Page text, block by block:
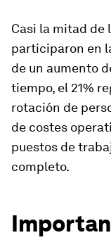
Casi la mitad de
participaron en
de un aumento
tiempo, el 21%
rotación de
de costes
puestos de
completo.